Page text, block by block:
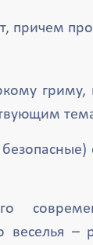
причем
гриму,
–